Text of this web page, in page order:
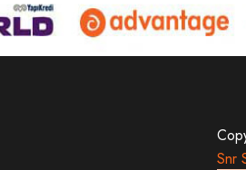
Snr